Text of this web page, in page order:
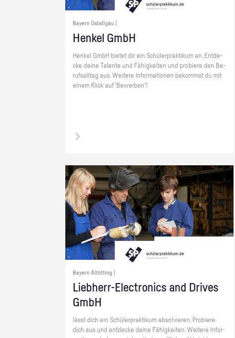
Bayern Ostallgäu |
Hen­kel GmbH
Hen­kel GmbH bie­tet dir ein Schü­ler­prak­ti­kum an. Ent­de­
cke deine Ta­len­te und Fä­hig­kei­ten und pro­bie­re den Be­
rufs­all­tag aus. Wei­te­re In­for­ma­tio­nen be­kommst du mit
einem Klick auf 'Be­wer­ben'!
Bayern Altötting |
Lieb­herr-Elec­tro­nics and Dri­ves
GmbH
lässt dich ein Schü­ler­prak­ti­kum ab­sol­vie­ren. Pro­bie­re
dich aus und ent­de­cke deine Fä­hig­kei­ten. Wei­te­re In­for­